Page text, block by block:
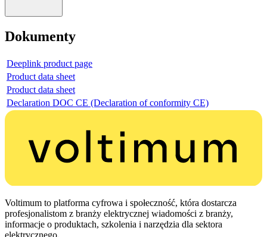
Dokumenty
Deeplink product page
Product data sheet
Product data sheet
Declaration DOC CE (Declaration of conformity CE)
Voltimum to platforma cyfrowa i społeczność, która dostarcza
profesjonalistom z branży elektrycznej wiadomości z branży,
informacje o produktach, szkolenia i narzędzia dla sektora
elektrycznego.